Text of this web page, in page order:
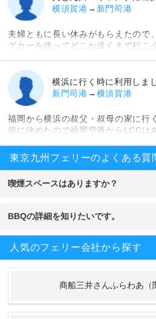
横須賀港→ 新門司港
夫婦ともに長い休みがもらえたので
グカーを使ってどこか遠くまで行こ
が、遠くへ行くには当然運転時間
え、新幹線や飛行機だとキャンピン
ばなりません。そこで思いついたの
年に東京九州フェリーが就航して、
たのでこちらに決定しました。船内
原で露天風呂も楽しむことができた
キン南蛮もおいしかったです。久住
も利用しましたが、行きと違う船
が味わえたので良い旅行でした。
横浜に行く時に利用しま
新門司港→ 横須賀港
福岡から横浜の叔父・叔母の家に行
前に決めたので福岡空港からLCCは
から遠く、運賃も高い上に荷物も
ないかなと思いました。そこで目を
ーです。夜行バスとは違って窮屈じ
は家族に連れて行ってもらい、いざ
驚き。おいしいご飯が出てくるレス
足。船内ではWi-Fiもつながったので
ました。夜も快適に眠れて、昼間は
めていました。船ではBBQもできる
横須賀港に迎えに来てくれました。
は品川に着くので選択肢としてはあ
東京九州フェリーのよくある質
喫煙スペースはありますか？
BBQの詳細を知りたいです。
人気のフェリー会社から探す
商船三井さんふらわあ（